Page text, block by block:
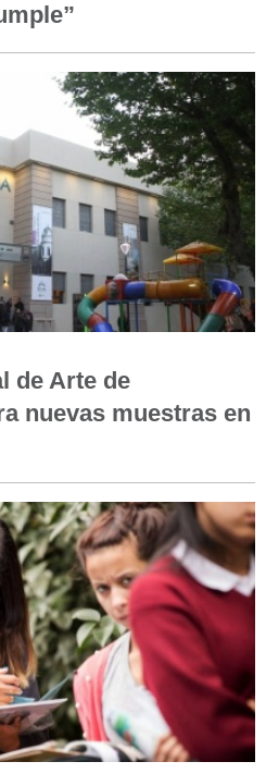
de Arte de
nuevas muestras en